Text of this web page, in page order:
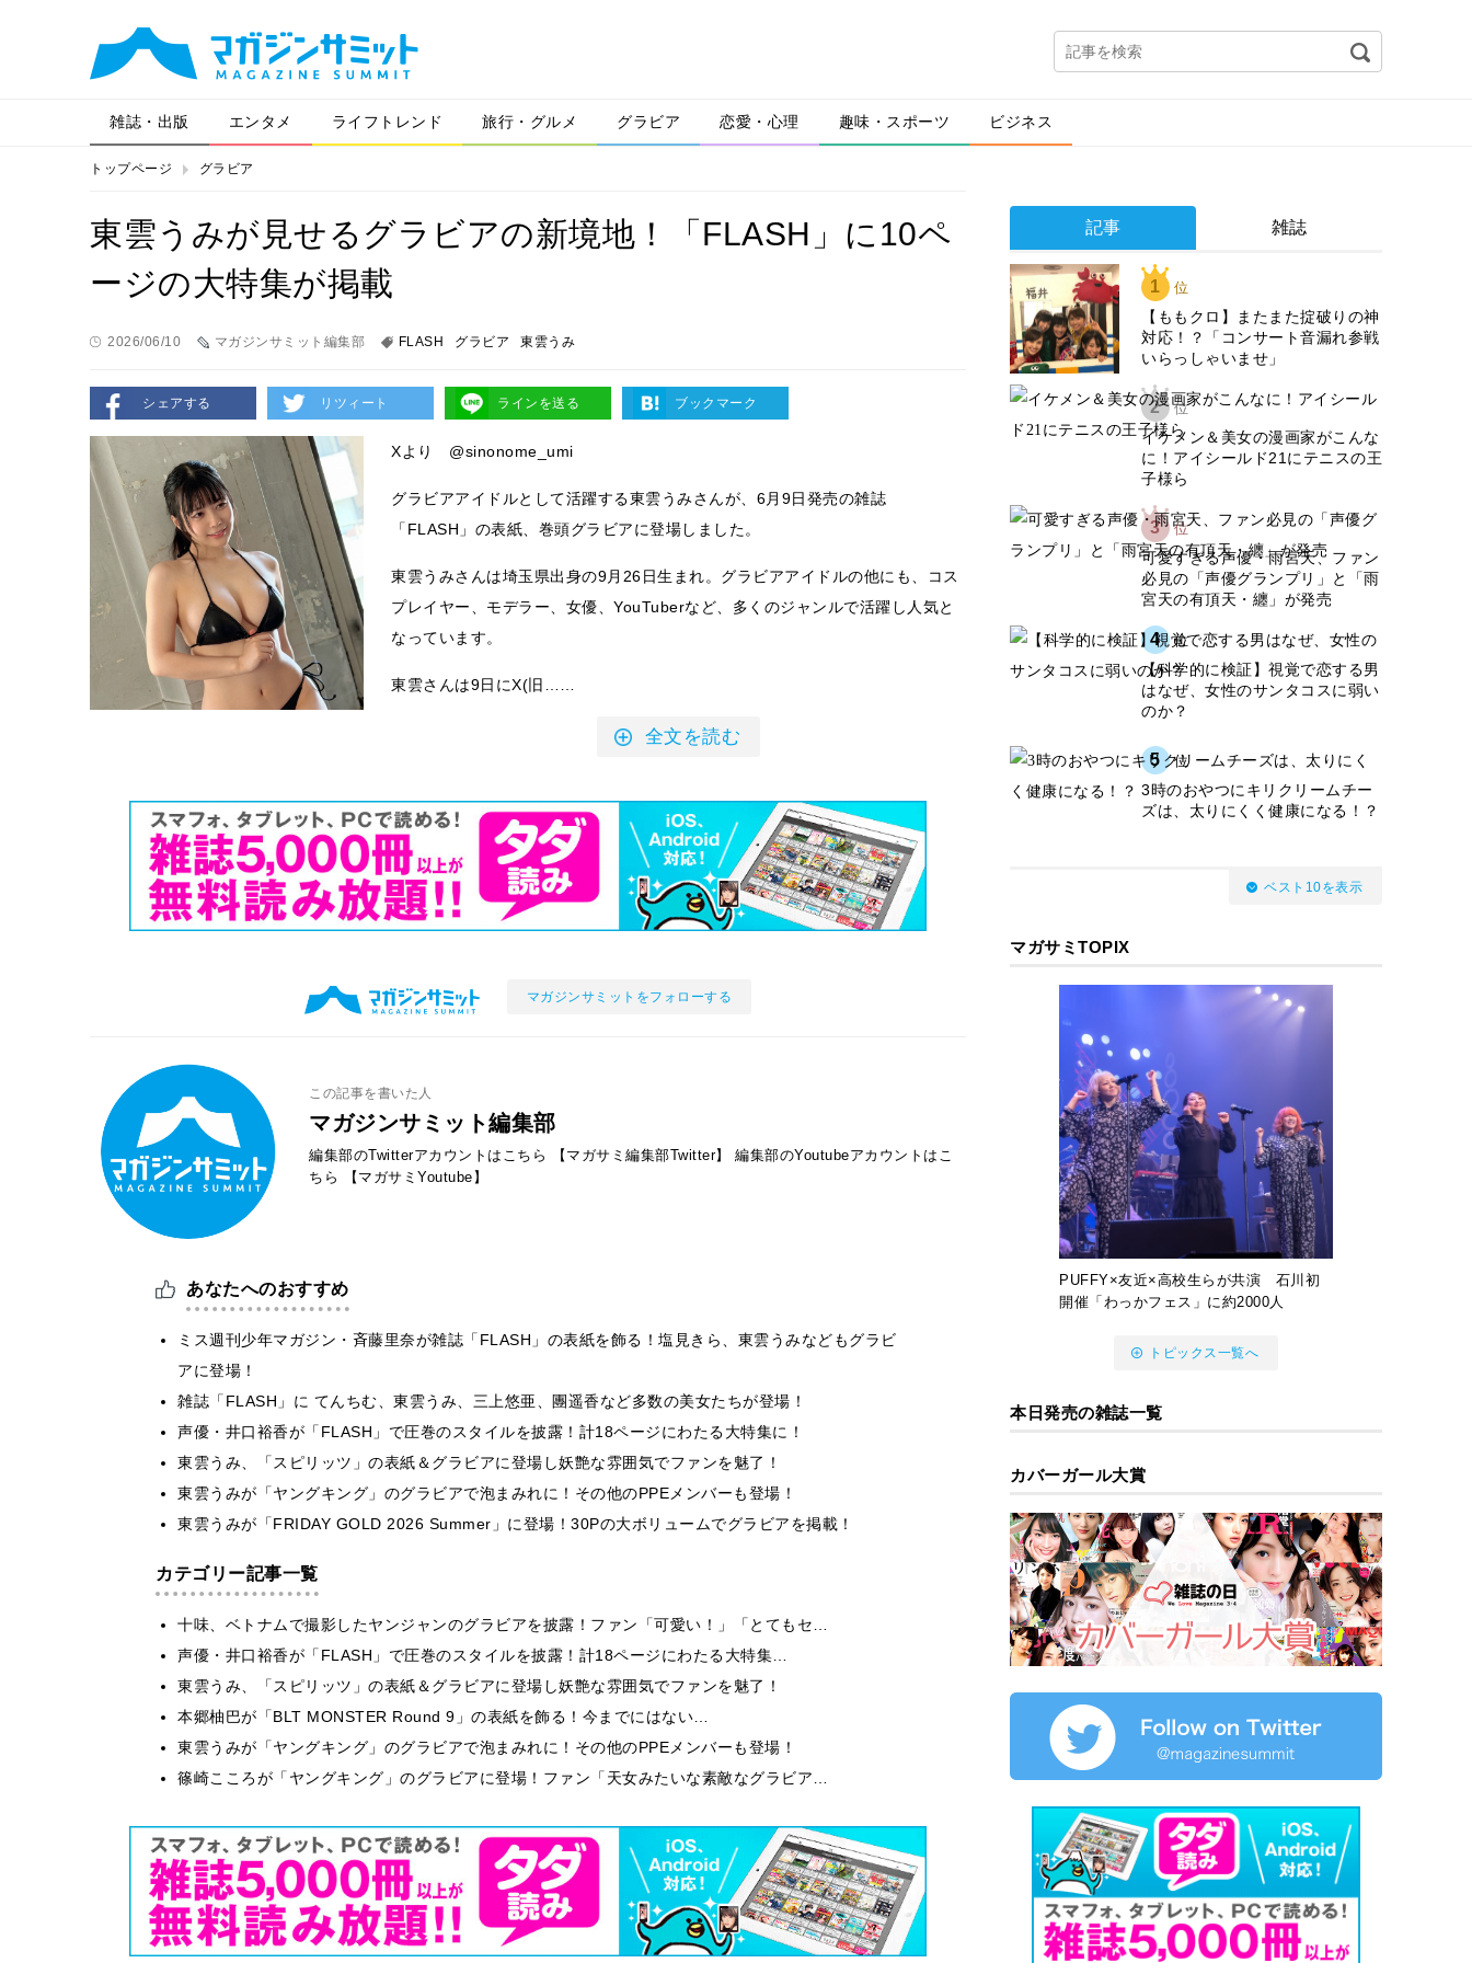
雑誌・出版 エンタメ ライフトレンド 旅行・グルメ グラビア 恋愛・心理 趣味・スポーツ ビジネス
トップページ グラビア
東雲うみが見せるグラビアの新境地！「FLASH」に10ペ
ージの大特集が掲載
2026/06/10 マガジンサミット編集部 FLASH グラビア 東雲うみ
シェアする リツィート ラインを送る ブックマーク
Xより @sinonome_umi
グラビアアイドルとして活躍する東雲うみさんが、6月9日発売の雑誌
「FLASH」の表紙、巻頭グラビアに登場しました。
東雲うみさんは埼玉県出身の9月26日生まれ。グラビアアイドルの他にも、コス
プレイヤー、モデラー、女優、YouTuberなど、多くのジャンルで活躍し人気と
なっています。
東雲さんは9日にX(旧……
全文を読む
マガジンサミットをフォローする
この記事を書いた人
マガジンサミット編集部
編集部のTwitterアカウントはこちら 【マガサミ編集部Twitter】
編集部のYoutubeアカウントはこ
ちら
【マガサミYoutube】
あなたへのおすすめ
ミス週刊少年マガジン・斉藤里奈が雑誌「FLASH」の表紙を飾る！塩見きら、東雲うみなどもグラビ
アに登場！
雑誌「FLASH」に てんちむ、東雲うみ、三上悠亜、團遥香など多数の美女たちが登場！
声優・井口裕香が「FLASH」で圧巻のスタイルを披露！計18ページにわたる大特集に！
東雲うみ、「スピリッツ」の表紙＆グラビアに登場し妖艶な雰囲気でファンを魅了！
東雲うみが「ヤングキング」のグラビアで泡まみれに！その他のPPEメンバーも登場！
東雲うみが「FRIDAY GOLD 2026 Summer」に登場！30Pの大ボリュームでグラビアを掲載！
カテゴリー記事一覧
十味、ベトナムで撮影したヤンジャンのグラビアを披露！ファン「可愛い！」「とてもセ…
声優・井口裕香が「FLASH」で圧巻のスタイルを披露！計18ページにわたる大特集…
東雲うみ、「スピリッツ」の表紙＆グラビアに登場し妖艶な雰囲気でファンを魅了！
本郷柚巴が「BLT MONSTER Round 9」の表紙を飾る！今までにはない…
東雲うみが「ヤングキング」のグラビアで泡まみれに！その他のPPEメンバーも登場！
篠崎こころが「ヤングキング」のグラビアに登場！ファン「天女みたいな素敵なグラビア…
記事 雑誌
1 位
【ももクロ】またまた掟破りの神
対応！？「コンサート音漏れ参戦
いらっしゃいませ」
2 位
イケメン＆美女の漫画家がこんな
に！アイシールド21にテニスの王
子様ら
3 位
可愛すぎる声優・雨宮天、ファン
必見の「声優グランプリ」と「雨
宮天の有頂天・纏」が発売
4 位
【科学的に検証】視覚で恋する男
はなぜ、女性のサンタコスに弱い
のか？
5 位
3時のおやつにキリクリームチー
ズは、太りにくく健康になる！？
ベスト10を表示
マガサミTOPIX
PUFFY×友近×高校生らが共演 石川初
開催「わっかフェス」に約2000人
トピックス一覧へ
本日発売の雑誌一覧
カバーガール大賞